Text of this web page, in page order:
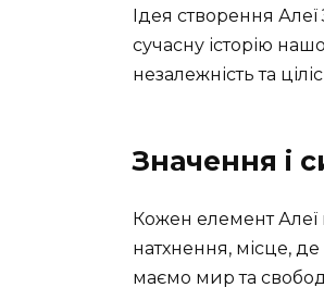
Ідея створення
сучасну історію
незалежність та
Значення і
Кожен елемент Алеї
натхнення, місце,
маємо мир та